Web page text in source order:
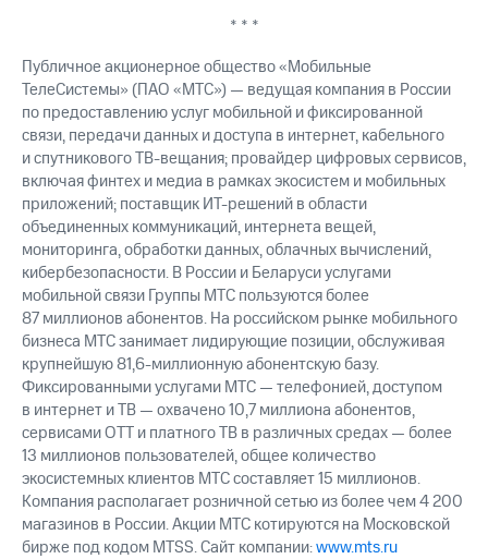
* * *
Публичное акционерное общество «Мобильные
ТелеСистемы» (ПАО «МТС») — ведущая компания в России
по предоставлению услуг мобильной и фиксированной
связи, передачи данных и доступа в интернет, кабельного
и спутникового ТВ-вещания; провайдер цифровых сервисов,
включая финтех и медиа в рамках экосистем и мобильных
приложений; поставщик ИТ-решений в области
объединенных коммуникаций, интернета вещей,
мониторинга, обработки данных, облачных вычислений,
кибербезопасности. В России и Беларуси услугами
мобильной связи Группы МТС пользуются более
87 миллионов абонентов. На российском рынке мобильного
бизнеса МТС занимает лидирующие позиции, обслуживая
крупнейшую 81,6-миллионную абонентскую базу.
Фиксированными услугами МТС — телефонией, доступом
в интернет и ТВ — охвачено 10,7 миллиона абонентов,
сервисами OTT и платного ТВ в различных средах — более
13 миллионов пользователей, общее количество
экосистемных клиентов МТС составляет 15 миллионов.
Компания располагает розничной сетью из более чем 4 200
магазинов в России. Акции МТС котируются на Московской
бирже под кодом MTSS. Сайт компании:www.mts.ru